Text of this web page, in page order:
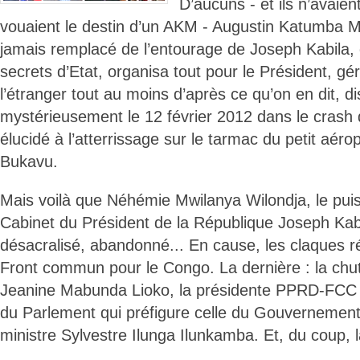
D’aucuns - et ils
vouaient le destin d’un AKM - Augustin Katumba
jamais remplacé de l’entourage de Joseph
secrets d’Etat, organisa tout pour le Président,
l’étranger tout au moins d’après ce qu’on en dit,
mystérieusement le 12 février 2012 dans le crash
élucidé à l’atterrissage sur le tarmac du petit
Bukavu.
Mais voilà que Néhémie Mwilanya Wilondja, le
Cabinet du Président de la République Joseph
désacralisé, abandonné... En cause, les claques
Front commun pour le Congo. La dernière : la
Jeanine Mabunda Lioko, la présidente PPRD-
du Parlement qui préfigure celle du
ministre Sylvestre Ilunga Ilunkamba. Et, du coup,